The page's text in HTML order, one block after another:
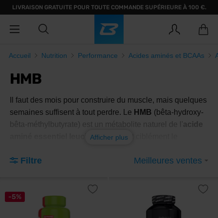
LIVRAISON GRATUITE POUR TOUTE COMMANDE SUPÉRIEURE À 100 €.
Accueil Nutrition Performance Acides aminés et BCAAs
HMB
Il faut des mois pour construire du muscle, mais quelques
semaines suffisent à tout perdre. Le HMB (bêta-hydroxy-
bêta-méthylbutyrate) est un métabolite naturel de l' acide
aminé essentiel leucinequi ralentit ciblément le
un entraînement intense et aide à préserver lamasse
de fort volume d'entraînement.
Qu'est-ce que le HMB et
Afficher plus
Filtre Meilleures ventes
-5%